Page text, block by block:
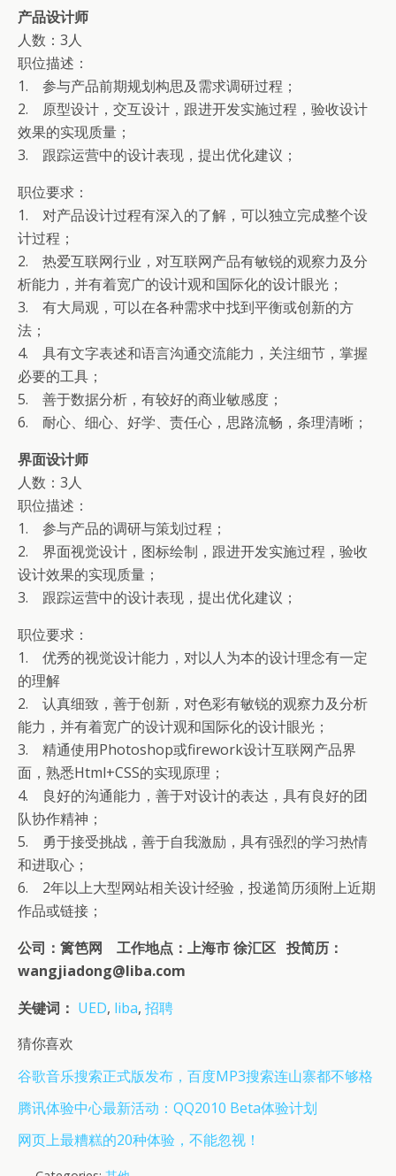
产品设计师
人数：3人
职位描述：
1. 参与产品前期规划构思及需求调研过程；
2. 原型设计，交互设计，跟进开发实施过程，验收设计
效果的实现质量；
3. 跟踪运营中的设计表现，提出优化建议；
职位要求：
1. 对产品设计过程有深入的了解，可以独立完成整个设
计过程；
2. 热爱互联网行业，对互联网产品有敏锐的观察力及分
析能力，并有着宽广的设计观和国际化的设计眼光；
3. 有大局观，可以在各种需求中找到平衡或创新的方
法；
4. 具有文字表述和语言沟通交流能力，关注细节，掌握
必要的工具；
5. 善于数据分析，有较好的商业敏感度；
6. 耐心、细心、好学、责任心，思路流畅，条理清晰；
界面设计师
人数：3人
职位描述：
1. 参与产品的调研与策划过程；
2. 界面视觉设计，图标绘制，跟进开发实施过程，验收
设计效果的实现质量；
3. 跟踪运营中的设计表现，提出优化建议；
职位要求：
1. 优秀的视觉设计能力，对以人为本的设计理念有一定
的理解
2. 认真细致，善于创新，对色彩有敏锐的观察力及分析
能力，并有着宽广的设计观和国际化的设计眼光；
3. 精通使用Photoshop或firework设计互联网产品界
面，熟悉Html+CSS的实现原理；
4. 良好的沟通能力，善于对设计的表达，具有良好的团
队协作精神；
5. 勇于接受挑战，善于自我激励，具有强烈的学习热情
和进取心；
6. 2年以上大型网站相关设计经验，投递简历须附上近期
作品或链接；
公司：篱笆网 工作地点：上海市 徐汇区 投简历：
wangjiadong@liba.com
关键词： UED, liba, 招聘
猜你喜欢
谷歌音乐搜索正式版发布，百度MP3搜索连山寨都不够格
腾讯体验中心最新活动：QQ2010 Beta体验计划
网页上最糟糕的20种体验，不能忽视！